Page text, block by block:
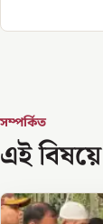
সম্পর্কিত
এই